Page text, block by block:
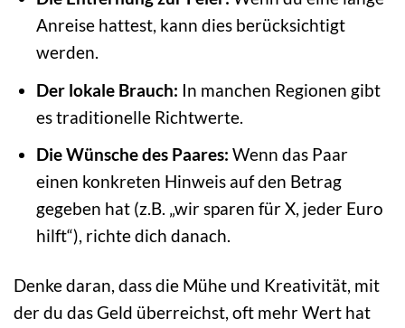
Anreise hattest, kann dies berücksichtigt
werden.
Der lokale Brauch: In manchen Regionen gibt
es traditionelle Richtwerte.
Die Wünsche des Paares: Wenn das Paar
einen konkreten Hinweis auf den Betrag
gegeben hat (z.B. „wir sparen für X, jeder Euro
hilft“), richte dich danach.
Denke daran, dass die Mühe und Kreativität, mit
der du das Geld überreichst, oft mehr Wert hat